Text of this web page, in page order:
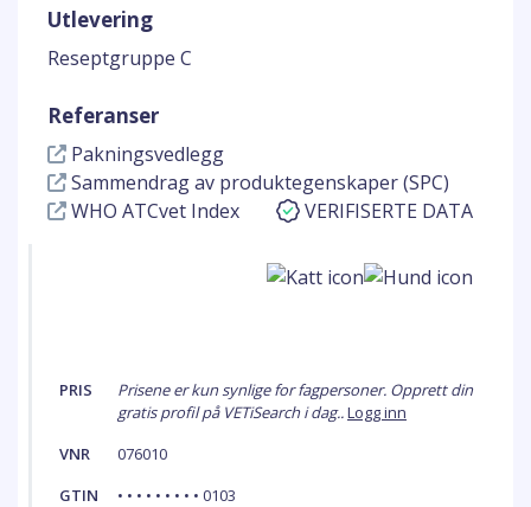
Utlevering
Reseptgruppe C
Referanser
Pakningsvedlegg
Sammendrag av produktegenskaper (SPC)
WHO ATCvet Index
VERIFISERTE DATA
PRIS
Prisene er kun synlige for fagpersoner. Opprett din
gratis profil på VETiSearch i dag..Logg inn
VNR
076010
GTIN
• • • • • • • • • 0103